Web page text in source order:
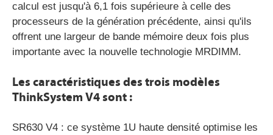
calcul est jusqu'à 6,1 fois supérieure à celle des
processeurs de la génération précédente, ainsi qu'ils
offrent une largeur de bande mémoire deux fois plus
importante avec la nouvelle technologie MRDIMM.
Les caractéristiques des trois modèles
ThinkSystem V4 sont :
SR630 V4 : ce système 1U haute densité optimise les